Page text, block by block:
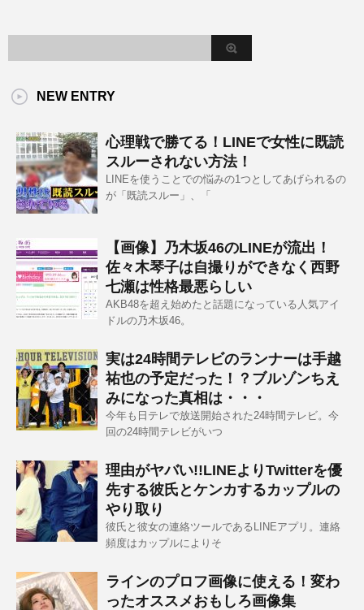
NEW ENTRY
心理戦で勝てる！LINEで女性に既読
スルーされない方法！
LINEを使うことでの悩みの1つとしてあげられるの
が「既読スルー」、「
【画像】乃木坂46のLINEが流出！
佐々木琴子は自撮りができなく西野
七瀬は性格最悪らしい
AKB48を超え始めたと話題になっている人気アイ
ドルの乃木坂46。
実は24時間テレビのランナーは手越
祐也の予定だった！？ブルゾンちえ
みになった真相は・・・
今年も日テレで放送開始された24時間テレビ。今
回の24時間テレビがいつ
理由がヤバい!!LINEよりTwitterを優
先する彼氏とケンカするカップルの
やり取り
彼氏と彼女の連絡ツールであるLINEアプリ。連絡
頻度はカップルによりそ
ラインのプロフ画像に使える！変わ
ったオススメおもしろ画像集